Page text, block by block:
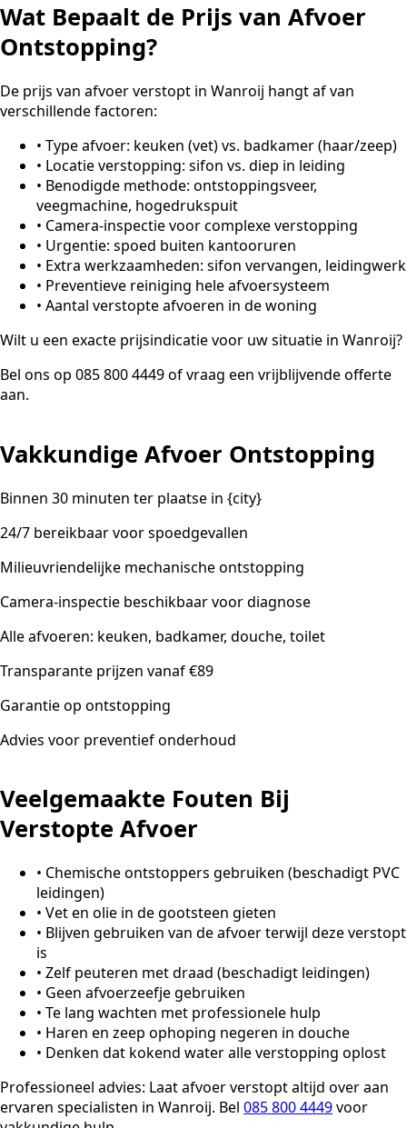
Wat Bepaalt de Prijs van Afvoer
Ontstopping?
De prijs van afvoer verstopt in Wanroij hangt af van
verschillende factoren:
• Type afvoer: keuken (vet) vs. badkamer (haar/zeep)
• Locatie verstopping: sifon vs. diep in leiding
• Benodigde methode: ontstoppingsveer,
veegmachine, hogedrukspuit
• Camera-inspectie voor complexe verstopping
• Urgentie: spoed buiten kantooruren
• Extra werkzaamheden: sifon vervangen, leidingwerk
• Preventieve reiniging hele afvoersysteem
• Aantal verstopte afvoeren in de woning
Wilt u een exacte prijsindicatie voor uw situatie in Wanroij?
Bel ons op 085 800 4449 of vraag een vrijblijvende offerte
aan.
Vakkundige Afvoer Ontstopping
Binnen 30 minuten ter plaatse in {city}
24/7 bereikbaar voor spoedgevallen
Milieuvriendelijke mechanische ontstopping
Camera-inspectie beschikbaar voor diagnose
Alle afvoeren: keuken, badkamer, douche, toilet
Transparante prijzen vanaf €89
Garantie op ontstopping
Advies voor preventief onderhoud
Veelgemaakte Fouten Bij
Verstopte Afvoer
• Chemische ontstoppers gebruiken (beschadigt PVC
leidingen)
• Vet en olie in de gootsteen gieten
• Blijven gebruiken van de afvoer terwijl deze verstopt
is
• Zelf peuteren met draad (beschadigt leidingen)
• Geen afvoerzeefje gebruiken
• Te lang wachten met professionele hulp
• Haren en zeep ophoping negeren in douche
• Denken dat kokend water alle verstopping oplost
Professioneel advies: Laat afvoer verstopt altijd over aan
ervaren specialisten in Wanroij. Bel 085 800 4449voor